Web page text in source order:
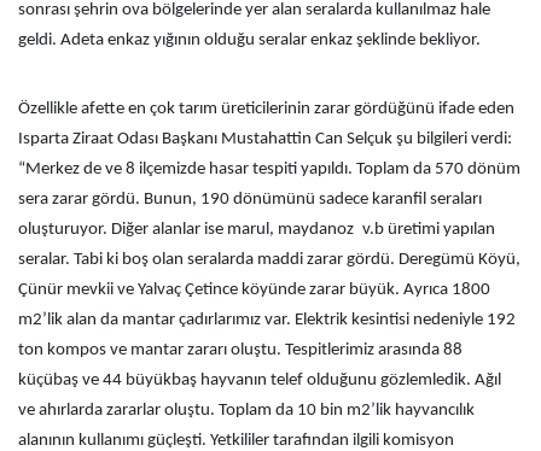
sonrası şehrin ova bölgelerinde yer alan seralarda kullanılmaz hale
geldi. Adeta enkaz yığının olduğu seralar enkaz şeklinde bekliyor.
Özellikle afette en çok tarım üreticilerinin zarar gördüğünü ifade eden
Isparta Ziraat Odası Başkanı Mustahattin Can Selçuk şu bilgileri verdi:
“Merkez de ve 8 ilçemizde hasar tespiti yapıldı. Toplam da 570 dönüm
sera zarar gördü. Bunun, 190 dönümünü sadece karanfil seraları
oluşturuyor. Diğer alanlar ise marul, maydanoz v.b üretimi yapılan
seralar. Tabi ki boş olan seralarda maddi zarar gördü. Deregümü Köyü,
Çünür mevkii ve Yalvaç Çetince köyünde zarar büyük. Ayrıca 1800
m2’lik alan da mantar çadırlarımız var. Elektrik kesintisi nedeniyle 192
ton kompos ve mantar zararı oluştu. Tespitlerimiz arasında 88
küçübaş ve 44 büyükbaş hayvanın telef olduğunu gözlemledik. Ağıl
ve ahırlarda zararlar oluştu. Toplam da 10 bin m2’lik hayvancılık
alanının kullanımı güçleşti. Yetkililer tarafından ilgili komisyon